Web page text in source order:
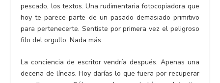
pescado, los textos. Una rudimentaria fotocopiadora que
hoy te parece parte de un pasado demasiado primitivo
para pertenecerte. Sentiste por primera vez el peligroso
filo del orgullo. Nada más.
La conciencia de escritor vendría después. Apenas una
decena de líneas. Hoy darías lo que fuera por recuperar